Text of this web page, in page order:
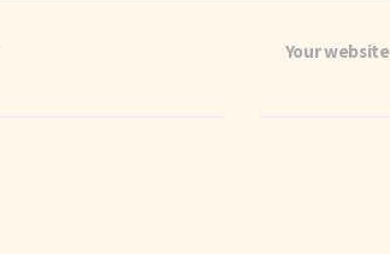
Your website